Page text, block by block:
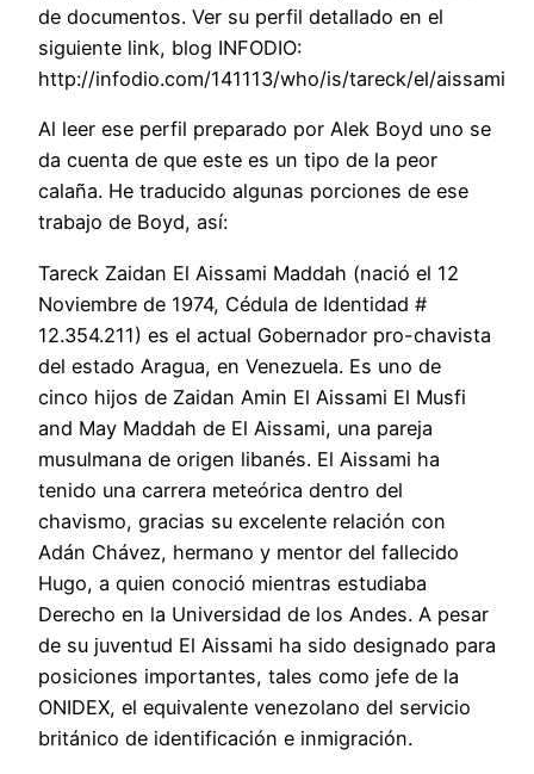
de documentos. Ver su perfil detallado en el
siguiente link, blog INFODIO:
http://infodio.com/141113/who/is/tareck/el/aissami
Al leer ese perfil preparado por Alek Boyd uno se
da cuenta de que este es un tipo de la peor
calaña. He traducido algunas porciones de ese
trabajo de Boyd, así:
Tareck Zaidan El Aissami Maddah (nació el 12
Noviembre de 1974, Cédula de Identidad #
12.354.211) es el actual Gobernador pro-chavista
del estado Aragua, en Venezuela. Es uno de
cinco hijos de Zaidan Amin El Aissami El Musfi
and May Maddah de El Aissami, una pareja
musulmana de origen libanés. El Aissami ha
tenido una carrera meteórica dentro del
chavismo, gracias su excelente relación con
Adán Chávez, hermano y mentor del fallecido
Hugo, a quien conoció mientras estudiaba
Derecho en la Universidad de los Andes. A pesar
de su juventud El Aissami ha sido designado para
posiciones importantes, tales como jefe de la
ONIDEX, el equivalente venezolano del servicio
británico de identificación e inmigración.